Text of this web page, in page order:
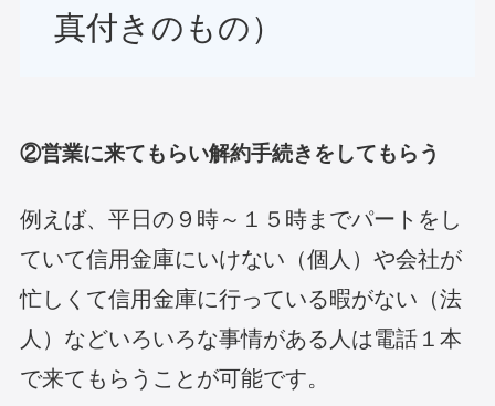
真付きのもの）
②営業に来てもらい解約手続きをしてもらう
例えば、平日の９時～１５時までパートをし
ていて信用金庫にいけない（個人）や会社が
忙しくて信用金庫に行っている暇がない（法
人）などいろいろな事情がある人は電話１本
で来てもらうことが可能です。